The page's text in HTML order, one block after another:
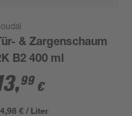
& Zargenschaum
B2 400 ml
,99 €
€ / Liter